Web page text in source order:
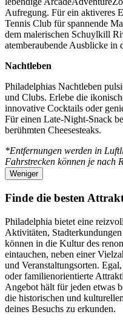
Aufregung. Für ein aktiveres
Tennis Club für spannende
dem malerischen Schuylkill
atemberaubende Ausblicke in
Nachtleben
Philadelphias Nachtleben
und Clubs. Erlebe die
innovative Cocktails oder
Für einen Late-Night-Snack
berühmten Cheesesteaks.
*Entfernungen werden in
Fahrstrecken können je nach
Weniger
Finde die besten
Philadelphia bietet eine
Aktivitäten,
können in die Kultur des
eintauchen, neben einer
und Veranstaltungsorten.
oder familienorientierte
Angebot hält für jeden etwas
die historischen und
deines Besuchs zu erkunden.